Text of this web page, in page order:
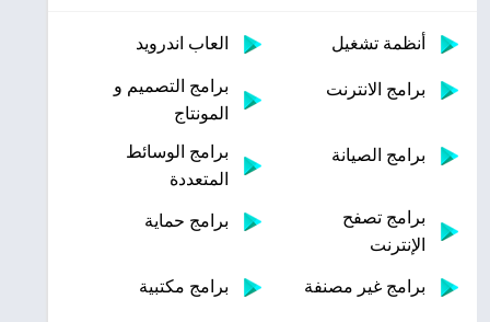
أنظمة تشغيل العاب اندرويد
برامج الانترنت
برامج التصميم و
المونتاج
برامج الصيانة
برامج الوسائط
المتعددة
برامج تصفح
الإنترنت
برامج حماية
برامج غير مصنفة برامج مكتبية